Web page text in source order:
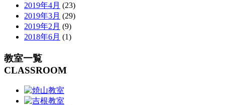
2019年4月 (23)
2019年3月 (29)
2019年2月 (9)
2018年6月 (1)
教室一覧
CLASSROOM